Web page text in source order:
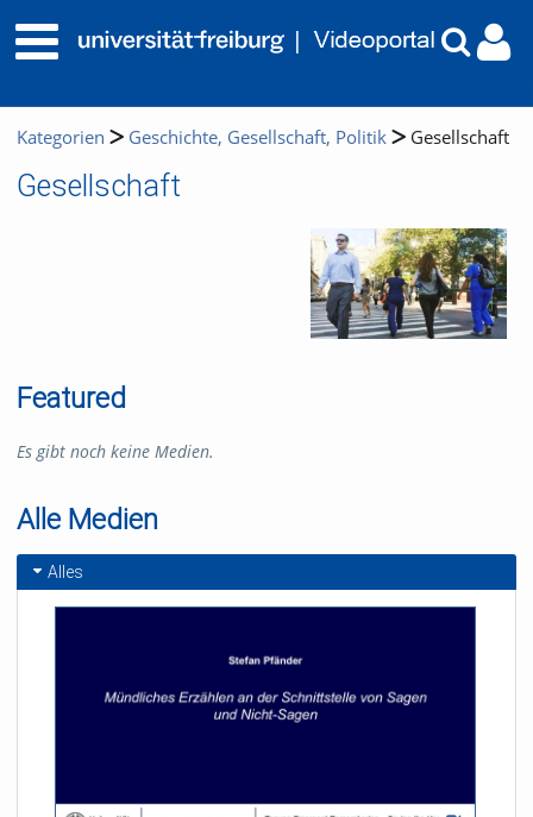
Kategorien Geschichte, Gesellschaft, Politik Gesellschaft
Gesellschaft
Featured
Es gibt noch keine Medien.
Alle Medien
Alles